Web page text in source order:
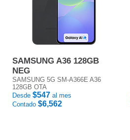
SAMSUNG A36 128GB
NEG
SAMSUNG 5G SM-A366E A36
128GB OTA
Desde $547 al mes
Contado $6,562